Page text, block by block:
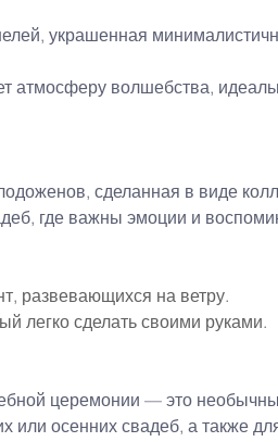
украшенная
атмосферу волшебства,
сделанная в виде
где важны эмоции и
развевающихся на ветру.
легко сделать своими руками.
церемонии — это
или осенних свадеб, а также